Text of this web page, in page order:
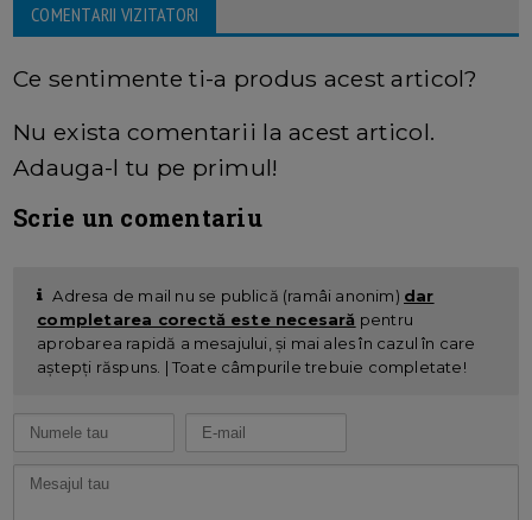
COMENTARII VIZITATORI
Ce sentimente ti-a produs acest articol?
Nu exista comentarii la acest articol.
Adauga-l tu pe primul!
Scrie un comentariu
Adresa de mail nu se publică (ramâi anonim) dar
completarea corectă este necesară pentru
aprobarea rapidă a mesajului, și mai ales în cazul în care
aștepți răspuns. | Toate câmpurile trebuie completate!